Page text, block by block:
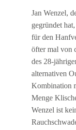
Jan Wenzel,
gegründet
für den
öfter mal von
des 28-
alternativen
Kombination
Menge
Wenzel ist